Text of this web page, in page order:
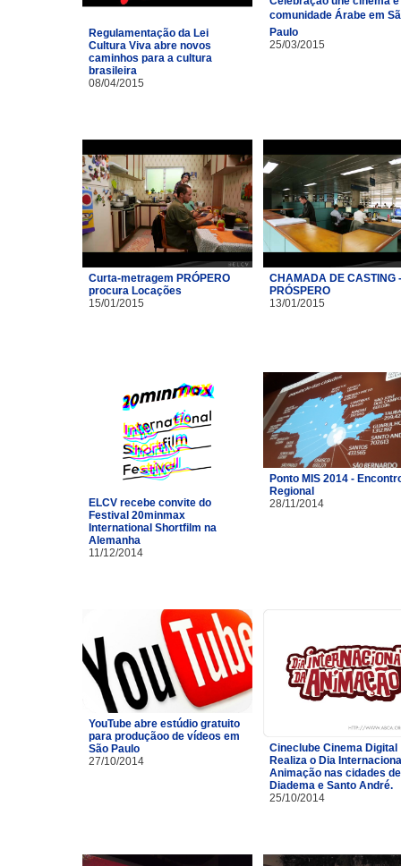
Regulamentação da Lei
Cultura Viva abre novos
caminhos para a cultura
brasileira
08/04/2015
comunidade Árabe em
Paulo
25/03/2015
Curta-metragem PRÓPERO
procura Locações
15/01/2015
CHAMADA DE CASTING -
PRÓSPERO
13/01/2015
ELCV recebe convite do
Festival 20minmax
International Shortfilm na
Alemanha
11/12/2014
Ponto MIS 2014 -
Regional
28/11/2014
YouTube abre estúdio gratuito
para produçãoo de vídeos em
São Paulo
27/10/2014
Cineclube Cinema Digital
Realiza o Dia
Animação nas cidades de
Diadema e Santo André.
25/10/2014